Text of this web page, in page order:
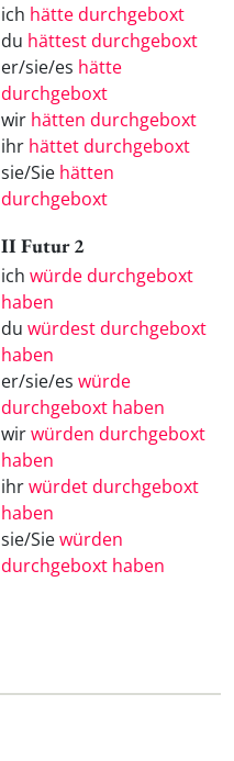
ich hätte durchgeboxt
du hättest durchgeboxt
er/sie/es hätte
durchgeboxt
wir hätten durchgeboxt
ihr hättet durchgeboxt
sie/Sie hätten
durchgeboxt
II Futur 2
ich würde durchgeboxt
haben
du würdest durchgeboxt
haben
er/sie/es würde
durchgeboxt haben
wirwürden durchgeboxt
haben
ihrwürdet durchgeboxt
haben
sie/Siewürden
durchgeboxt haben